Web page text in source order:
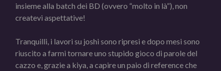
insieme alla batch dei BD (ovvero “molto in là”), non
createvi aspettative!
Tranquilli, i lavori su joshi sono ripresi e dopo mesi sono
riuscito a farmi tornare uno stupido gioco di parole del
cazzo e, grazie a kiya, a capire un paio di reference che